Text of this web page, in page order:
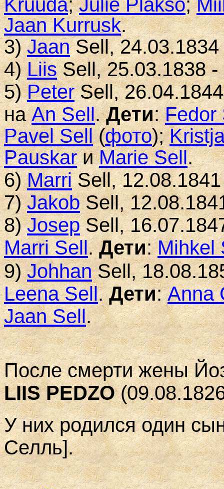
Jaan Kurrusk.
3)JaanSell,
4)LiisSell, 25.03.1838 -
5)PeterSell,
наAn Sell.Дети:Fedor
Pavel Sell(фото);
Pauskar и Marie Sell.
6)MarriSell,
7)JakobSell,
8)JosepSell,
Marri Sell. Дети:Mihkel
9)Johhan Sell,
LeenaSell. Дети:Anna
Jaan Sell.
После смерти жены
LIIS PEDZO
У них родился один
Селль].